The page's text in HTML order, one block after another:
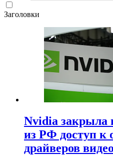
Заголовки
Nvidia закрыла
из РФ доступ к
драйверов